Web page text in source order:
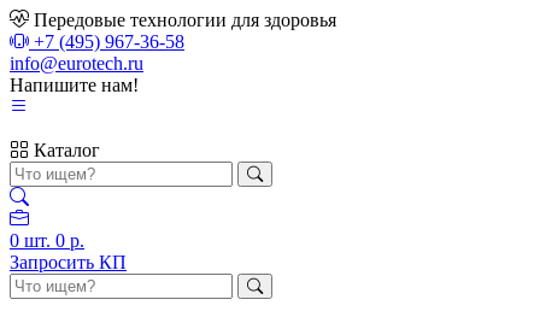
Передовые технологии для здоровья
+7 (495) 967-36-58
info@eurotech.ru
Напишите нам!
Каталог
0 шт. 0 р.
Запросить КП